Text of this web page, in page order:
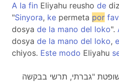
A la fin Eliyahu reusho de
"Sinyora, ke permeta por
dosya de la mano del loko".
dosya de la mano del loko,
chiyos. Este modo Eliyahu
"גברתי, תרשי בבקשה